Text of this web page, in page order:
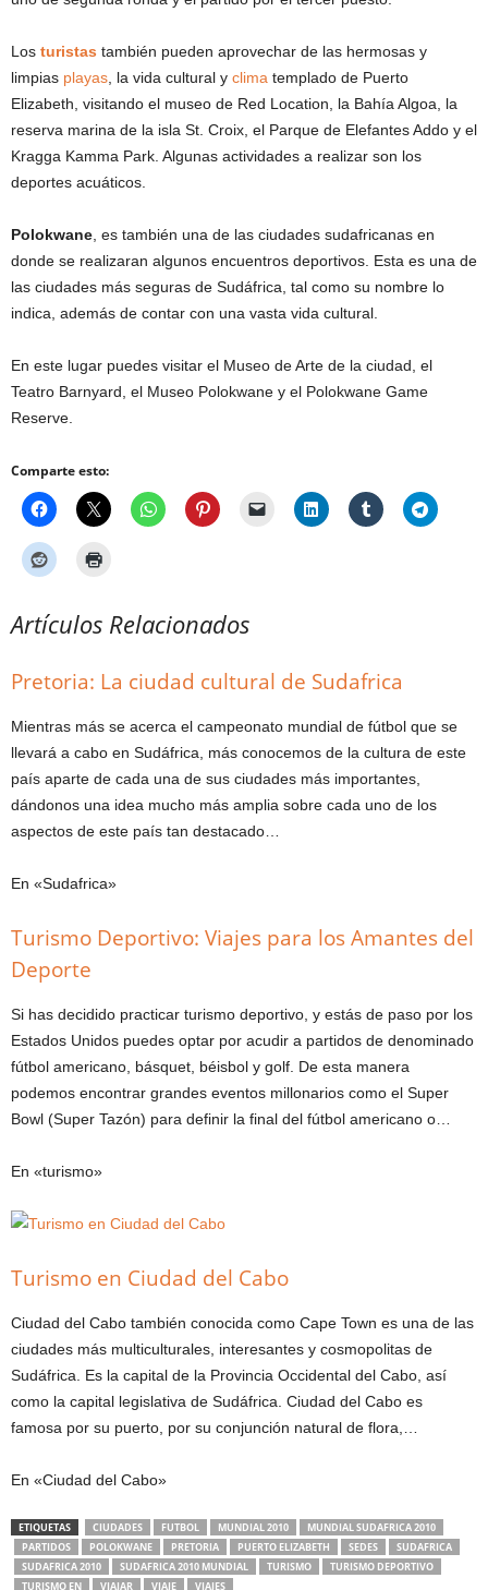
Los turistas también pueden aprovechar de las hermosas y
limpias playas , la vida cultural y clima templado de Puerto
Elizabeth, visitando el museo de Red Location, la Bahía Algoa, la
reserva marina de la isla St. Croix, el Parque de Elefantes Addo y el
Kragga Kamma Park. Algunas actividades a realizar son los
deportes acuáticos.
Polokwane , es también una de las ciudades sudafricanas en
donde se realizaran algunos encuentros deportivos. Esta es una de
las ciudades más seguras de Sudáfrica, tal como su nombre lo
indica, además de contar con una vasta vida cultural.
En este lugar puedes visitar el Museo de Arte de la ciudad, el
Teatro Barnyard, el Museo Polokwane y el Polokwane Game
Reserve.
Comparte esto:
Artículos Relacionados
Pretoria: La ciudad cultural de Sudafrica
Mientras más se acerca el campeonato mundial de fútbol que se
llevará a cabo en Sudáfrica, más conocemos de la cultura de este
país aparte de cada una de sus ciudades más importantes,
dándonos una idea mucho más amplia sobre cada uno de los
aspectos de este país tan destacado…
En «Sudafrica»
Turismo Deportivo: Viajes para los Amantes del
Deporte
Si has decidido practicar turismo deportivo, y estás de paso por los
Estados Unidos puedes optar por acudir a partidos de denominado
fútbol americano, básquet, béisbol y golf. De esta manera
podemos encontrar grandes eventos millonarios como el Super
Bowl (Super Tazón) para definir la final del fútbol americano o…
En «turismo»
Turismo en Ciudad del Cabo
Ciudad del Cabo también conocida como Cape Town es una de las
ciudades más multiculturales, interesantes y cosmopolitas de
Sudáfrica. Es la capital de la Provincia Occidental del Cabo, así
como la capital legislativa de Sudáfrica. Ciudad del Cabo es
famosa por su puerto, por su conjunción natural de flora,…
En «Ciudad del Cabo»
ETIQUETAS CIUDADES FUTBOL MUNDIAL 2010
MUNDIAL SUDAFRICA 2010
PARTIDOS
POLOKWANE PRETORIA PUERTO ELIZABETH SEDES
SUDAFRICA
SUDAFRICA 2010
SUDAFRICA 2010 MUNDIAL TURISMO
TURISMO DEPORTIVO
TURISMO EN
VIAJAR VIAJE VIAJES